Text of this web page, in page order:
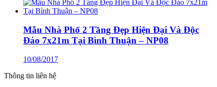
Mẫu Nhà Phố 2 Tầng Đẹp Hiện Đại Và Độc
Đáo 7x21m Tại Bình Thuận – NP08
10/08/2017
Thông tin liên hệ